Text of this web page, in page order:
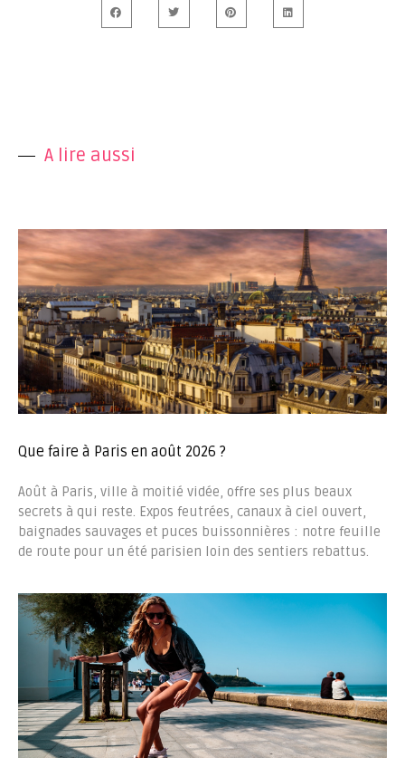
A lire aussi
Que faire à Paris en août 2026 ?
Août à Paris, ville à moitié vidée, offre ses plus beaux
secrets à qui reste. Expos feutrées, canaux à ciel ouvert,
baignades sauvages et puces buissonnières : notre feuille
de route pour un été parisien loin des sentiers rebattus.